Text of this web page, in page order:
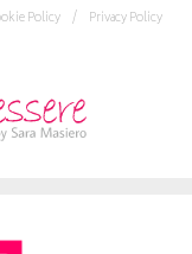
Privacy Policy
Policy /